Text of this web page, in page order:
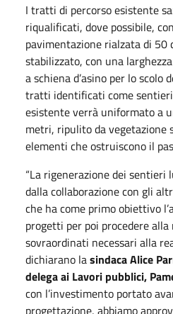
I tratti di percorso esistente
riqualificati, dove possibile,
pavimentazione rialzata di 50
stabilizzato, con una
a schiena d’asino per lo scolo
tratti identificati come
esistente verrà uniformato a
metri, ripulito da vegetazione
elementi che ostruiscono il
“La rigenerazione dei sentieri
dalla collaborazione con gli
che ha come primo obiettivo
progetti per poi procedere
sovraordinati necessari alla
dichiarano lasindaca Alice
delega ai Lavori pubblici,
con l’investimento portato
progettazione, abbiamo